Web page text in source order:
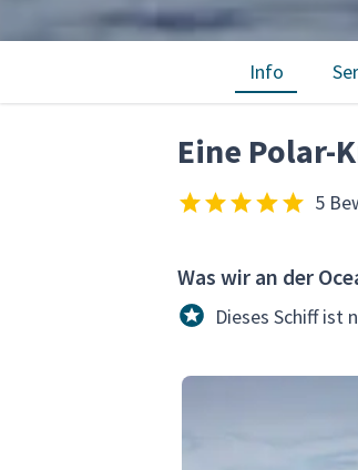
Info
Eine Polar-
5
Was wir an der
Dieses Schiff ist